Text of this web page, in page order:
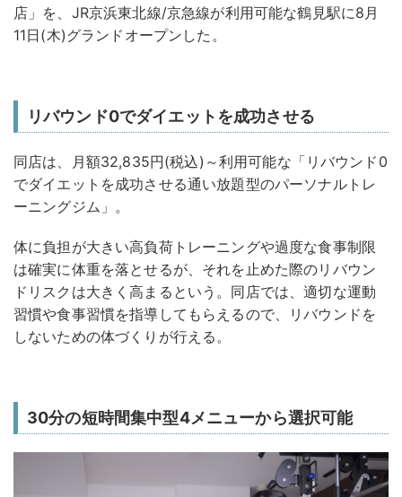
店」を、JR京浜東北線/京急線が利用可能な鶴見駅に8月
11日(木)グランドオープンした。
リバウンド0でダイエットを成功させる
同店は、月額32,835円(税込)～利用可能な「リバウンド0
でダイエットを成功させる通い放題型のパーソナルトレ
ーニングジム」。
体に負担が大きい高負荷トレーニングや過度な食事制限
は確実に体重を落とせるが、それを止めた際のリバウン
ドリスクは大きく高まるという。同店では、適切な運動
習慣や食事習慣を指導してもらえるので、リバウンドを
しないための体づくりが行える。
30分の短時間集中型4メニューから選択可能